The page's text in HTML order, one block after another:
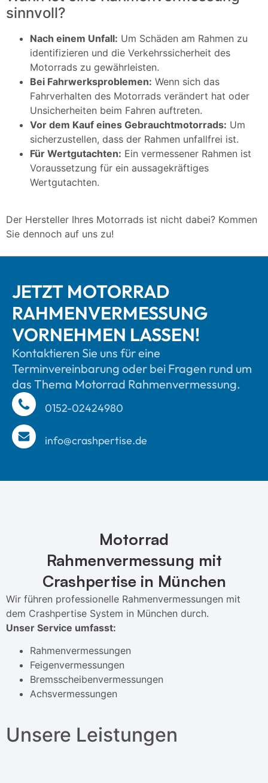
sinnvoll?
Nach einem Unfall: Um Schäden am Rahmen zu
identifizieren und die Verkehrssicherheit des
Motorrads zu gewährleisten.
Bei Fahrwerksproblemen: Wenn sich das
Fahrverhalten des Motorrads verändert hat oder
Unsicherheiten beim Fahren auftreten.
Vor dem Kauf eines Gebrauchtmotorrads: Um
sicherzustellen, dass der Rahmen unfallfrei ist.
Für Wertgutachten: Ein vermessener Rahmen ist
Voraussetzung für ein aussagekräftiges
Wertgutachten.
Der Hersteller Ihres Motorrads ist nicht dabei? Kommen
Sie dennoch auf uns zu!
JETZT MOTORRAD
RAHMENVERMESSUNG
VORNEHMEN LASSEN!
Kontaktieren Sie uns für eine
Terminvereinbarung oder bei Fragen rund um
das Thema Motorrad Rahmenvermessung.
0152-02424980
info@crashpertise.de
Motorrad
Rahmenvermessung mit
Crashpertise in München
Wir führen professionelle Rahmenvermessungen mit
dem Crashpertise System in München durch.
Unser Service umfasst:
Rahmenvermessungen
Feigenvermessungen
Bremsscheibenvermessungen
Achsvermessungen
Unsere Leistungen